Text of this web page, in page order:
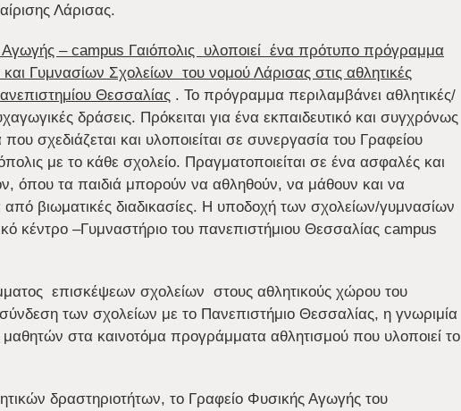
Λάρισας.
– campus Γαιόπολις υλοποιεί ένα πρότυπο πρόγραμμα
Γυμνασίων Σχολείων του νομού Λάρισας στις αθλητικές
Θεσσαλίας . Το πρόγραμμα περιλαμβάνει αθλητικές/
δράσεις. Πρόκειται για ένα εκπαιδευτικό και συγχρόνως
σχεδιάζεται και υλοποιείται σε συνεργασία του Γραφείου
με το κάθε σχολείο. Πραγματοποιείται σε ένα ασφαλές και
όπου τα παιδιά μπορούν να αθληθούν, να μάθουν και να
βιωματικές διαδικασίες. Η υποδοχή των σχολείων/γυμνασίων
κέντρο –Γυμναστήριο του πανεπιστήμιου Θεσσαλίας campus
επισκέψεων σχολείων στους αθλητικούς χώρου του
των σχολείων με το Πανεπιστήμιο Θεσσαλίας, η γνωριμία
στα καινοτόμα προγράμματα αθλητισμού που υλοποιεί το
δραστηριοτήτων, το Γραφείο Φυσικής Αγωγής του